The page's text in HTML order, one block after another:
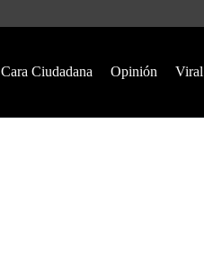
Cara Ciudadana Opinión Viral